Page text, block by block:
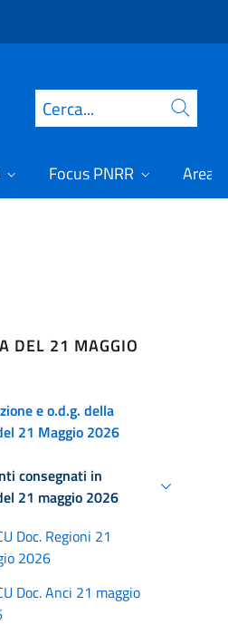
Cerca
Focus PNRR Area
DEL 21 MAGGIO
e o.d.g. della
21 Maggio 2026
consegnati in
21 maggio 2026
Doc. Regioni 21
2026
Doc. Anci 21 maggio